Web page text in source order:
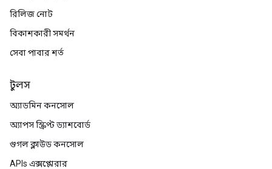
রিলিজ নোট
বিকাশকারী সমর্থন
সেবা পাবার শর্ত
টুলস
অ্যাডমিন কনসোল
অ্যাপস স্ক্রিপ্ট ড্যাশবোর্ড
গুগল ক্লাউড কনসোল
APIs এক্সপ্লোরার